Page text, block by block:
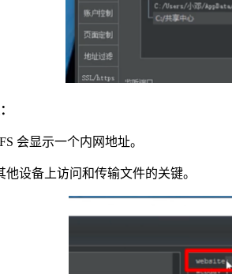
会显示一个内网地址。
设备上访问和传输文件的关键。